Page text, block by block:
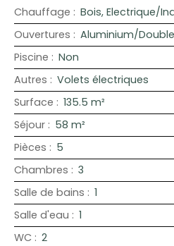
Chauffage : Bois, Electrique/
Ouvertures : Aluminium/
Piscine : Non
Autres : Volets électriques
Surface : 135.5 m²
Séjour : 58 m²
Pièces : 5
Chambres : 3
Salle de bains : 1
Salle d'eau : 1
WC : 2